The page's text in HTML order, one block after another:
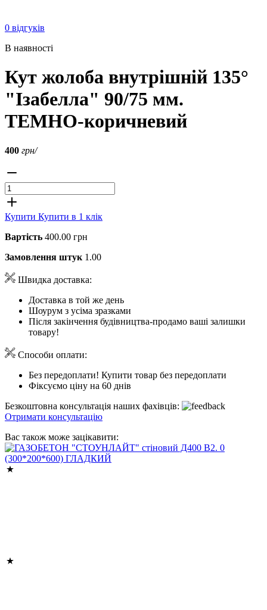
0 відгуків
В наявності
Кут жолоба внутрішній 135°
"Ізабелла" 90/75 мм.
ТЕМНО-коричневий
400 грн/
Купити Купити в 1 клік
Вартість 400.00 грн
Замовлення штук 1.00
Швидка доставка:
Доставка в той же день
Шоурум з усіма зразками
Після закінчення будівництва-продамо ваші залишки
товару!
Способи оплати:
Без передоплати! Купити товар без передоплати
Фіксуємо ціну на 60 днів
Безкоштовна консультація наших фахівців:
Отримати консультацію
Вас також може зацікавити: